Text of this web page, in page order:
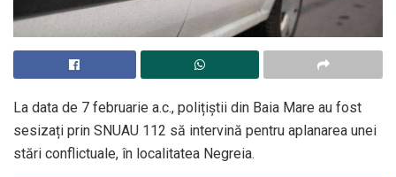
La data de 7 februarie a.c., polițiștii din Baia Mare au fost
sesizați prin SNUAU 112 să intervină pentru aplanarea unei
stări conflictuale, în localitatea Negreia.